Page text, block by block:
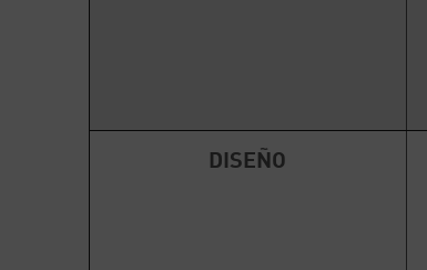
DISEÑO